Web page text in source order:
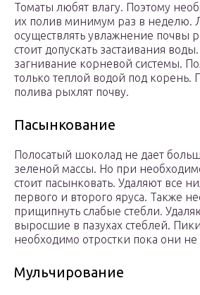
Томаты любят влагу. Поэтому
их полив минимум раз в неделю.
осуществлять увлажнение почвы
стоит допускать застаивания
загнивание корневой системы.
только теплой водой под корень.
полива рыхлят почву.
Пасынкование
Полосатый шоколад не дает
зеленой массы. Но при
стоит пасынковать. Удаляют все
первого и второго яруса. Также
прищипнуть слабые стебли.
выросшие в пазухах стеблей.
необходимо отростки пока они
Мульчирование